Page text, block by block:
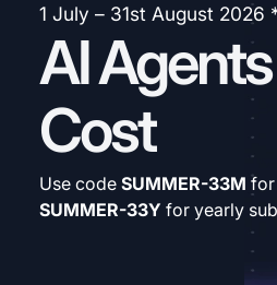
1 July – 31st August 2026
AI
Cost
Use code SUMMER-33M for
SUMMER-33Y for yearly